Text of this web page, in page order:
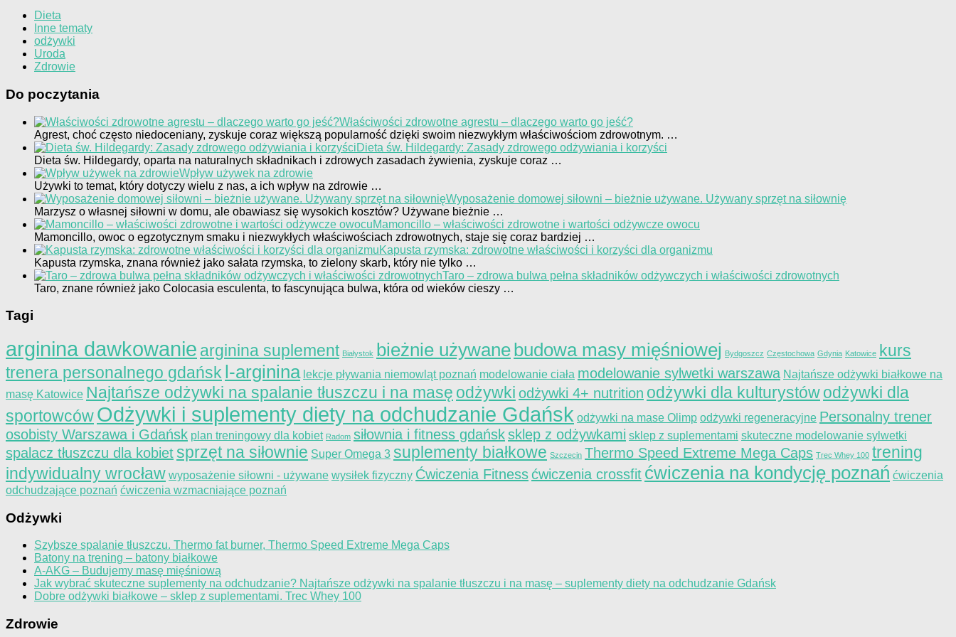
Dieta
Inne tematy
odżywki
Uroda
Zdrowie
Do poczytania
Właściwości zdrowotne agrestu – dlaczego warto go jeść?
Agrest, choć często niedoceniany, zyskuje coraz większą popularność dzięki swoim niezwykłym właściwościom zdrowotnym. …
Dieta św. Hildegardy: Zasady zdrowego odżywiania i korzyści
Dieta św. Hildegardy, oparta na naturalnych składnikach i zdrowych zasadach żywienia, zyskuje coraz …
Wpływ używek na zdrowie
Używki to temat, który dotyczy wielu z nas, a ich wpływ na zdrowie …
Wyposażenie domowej siłowni – bieżnie używane. Używany sprzęt na siłownię
Marzysz o własnej siłowni w domu, ale obawiasz się wysokich kosztów? Używane bieżnie …
Mamoncillo – właściwości zdrowotne i wartości odżywcze owocu
Mamoncillo, owoc o egzotycznym smaku i niezwykłych właściwościach zdrowotnych, staje się coraz bardziej …
Kapusta rzymska: zdrowotne właściwości i korzyści dla organizmu
Kapusta rzymska, znana również jako sałata rzymska, to zielony skarb, który nie tylko …
Taro – zdrowa bulwa pełna składników odżywczych i właściwości zdrowotnych
Taro, znane również jako Colocasia esculenta, to fascynująca bulwa, która od wieków cieszy …
Tagi
arginina dawkowanie arginina suplement Białystok bieżnie używanebudowa masy mięśniowej Bydgoszcz Częstochowa Gdynia Katowice kurs
trenera personalnego gdańsk l-arginina lekcje pływania niemowląt poznań modelowanie ciała modelowanie sylwetki warszawa Najtańsze odżywki białkowe na
masę Katowice Najtańsze odżywki na spalanie tłuszczu i na masę odżywki odżywki 4+ nutrition odżywki dla kulturystówodżywki dla
sportowcówOdżywki i suplementy diety na odchudzanie Gdańsk odżywki na mase Olimp odżywki regeneracyjne Personalny trener
osobisty Warszawa i Gdańsk plan treningowy dla kobiet Radom siłownia i fitness gdańsksklep z odżywkami sklep z suplementami skuteczne modelowanie sylwetki
spalacz tłuszczu dla kobiet sprzęt na siłownie Super Omega 3 suplementy białkowe Szczecin Thermo Speed Extreme Mega Caps Trec Whey 100 trening
indywidualny wrocław wyposażenie siłowni - używane wysiłek fizyczny Ćwiczenia Fitnessćwiczenia crossfit ćwiczenia na kondycję poznań ćwiczenia
odchudzające poznań ćwiczenia wzmacniające poznań
Odżywki
Szybsze spalanie tłuszczu. Thermo fat burner, Thermo Speed Extreme Mega Caps
Batony na trening – batony białkowe
A-AKG – Budujemy masę mięśniową
Jak wybrać skuteczne suplementy na odchudzanie? Najtańsze odżywki na spalanie tłuszczu i na masę – suplementy diety na odchudzanie Gdańsk
Dobre odżywki białkowe – sklep z suplementami. Trec Whey 100
Zdrowie